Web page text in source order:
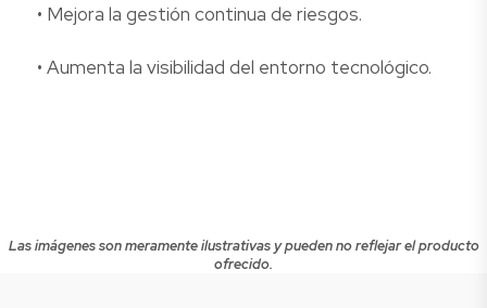
• Mejora la gestión continua de riesgos.
• Aumenta la visibilidad del entorno tecnológico.
Las imágenes son meramente ilustrativas y pueden no reflejar el producto
ofrecido.